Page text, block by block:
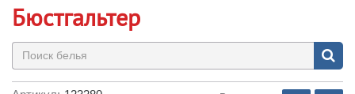
Бюстгальтер